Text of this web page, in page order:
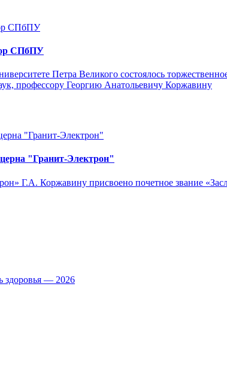
СПбПУ
Петра Великого состоялось
профессору Георгию Анатольевичу Коржавину
"Гранит-Электрон"
Г.А. Коржавину присвоено почетное звание
здоровья — 2026